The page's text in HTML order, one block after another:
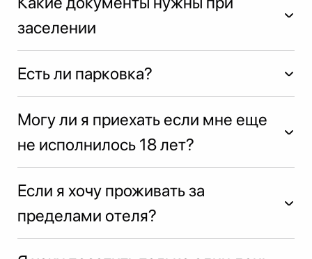
Подписаться на Телеграм-Канал
конференции ➤
заселении
Есть ли парковка?
Могу ли я приехать если мне еще
не исполнилось 18 лет?
Если я хочу проживать за
пределами отеля?